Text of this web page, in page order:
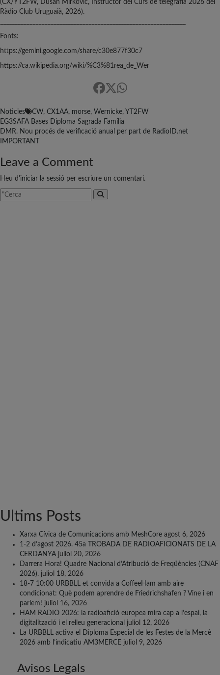
(CX/YT2FW, Dusan Mirkovic, Instructor del Curs de telegrafia 2026 del
Ràdio Club Uruguaià, 2026).
Fonts:
https://gemini.google.com/share/c30e877f30c7
https://ca.wikipedia.org/wiki/%C3%81rea_de_Wer
Noticies CW, CX1AA, morse, Wernicke, YT2FW
Navegació
d'entrades
EG3SAFA Bases Diploma Sagrada Família
DMR. Nou procés de verificació anual per part de RadioID.net
IMPORTANT
Leave a Comment
Heu d'iniciar la sessió per escriure un comentari.
Ultims Posts
Xarxa Cívica de Comunicacions amb MeshCore agost 6, 2026
1-2 d’agost 2026. 45a TROBADA DE RADIOAFICIONATS DE LA
CERDANYA juliol 20, 2026
Darrera Hora! Quadre Nacional d’Atribució de Freqüències (CNAF
2026). juliol 18, 2026
18-7 10:00 URBBLL et convida a CoffeeHam amb aire
condicionat: Què podem aprendre de Friedrichshafen ? Vine i en
parlem! juliol 16, 2026
HAM RADIO 2026: la radioafició europea mira cap a l’espai, la
digitalització i el relleu generacional
juliol 12, 2026
La URBBLL activa el Diploma Especial de les Festes de la Mercè
2026 amb l’indicatiu AM3MERCE juliol 9, 2026
Avisos Legals